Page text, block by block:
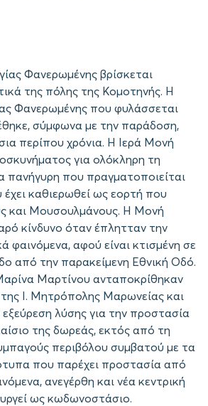
Φανερωμένης βρίσκεται
της πόλης της Κομοτηνής. Η
Φανερωμένης που φυλάσσεται
σύμφωνα με την παράδοση,
περίπου χρόνια. Η Ιερά Μονή
για ολόκληρη τη
πανήγυρη που πραγματοποιείται
καθιερωθεί ως εορτή που
και Μουσουλμάνους. Η Μονή
κίνδυνο όταν έπλητταν την
φαινόμενα, αφού είναι κτισμένη σε
από την παρακείμενη Εθνική Οδό.
Μαρτίνου ανταποκρίθηκαν
Ι. Μητρόπολης Μαρωνείας και
εξεύρεση λύσης για την προστασία
της δωρεάς, εκτός από τη
περιβόλου συμβατού με τα
που παρέχει προστασία από
ανεγέρθη και νέα κεντρική
ως κωδωνοστάσιο.